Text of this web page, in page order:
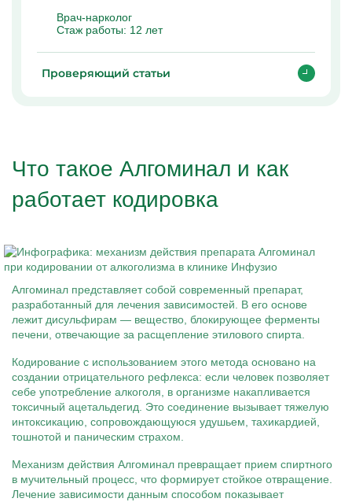
Врач-нарколог
Стаж работы: 12 лет
Проверяющий статьи
Что такое Алгоминал и как
работает кодировка
Алгоминал представляет собой современный препарат,
разработанный для лечения зависимостей. В его основе
лежит дисульфирам — вещество, блокирующее ферменты
печени, отвечающие за расщепление этилового спирта.
Кодирование с использованием этого метода основано на
создании отрицательного рефлекса: если человек позволяет
себе употребление алкоголя, в организме накапливается
токсичный ацетальдегид. Это соединение вызывает тяжелую
интоксикацию, сопровождающуюся удушьем, тахикардией,
тошнотой и паническим страхом.
Механизм действия Алгоминал превращает прием спиртного
в мучительный процесс, что формирует стойкое отвращение.
Лечение зависимости данным способом показывает